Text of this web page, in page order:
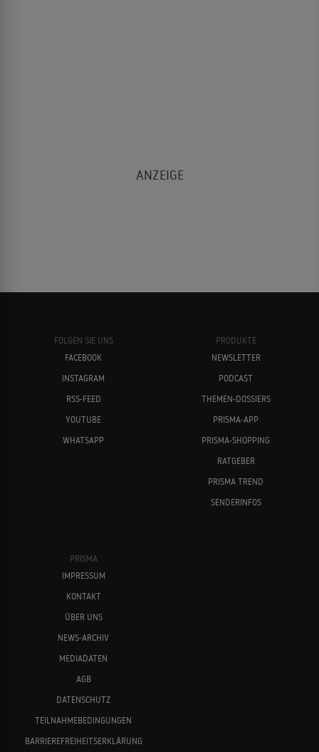
FOLGEN SIE UNS
FACEBOOK
INSTAGRAM
RSS-FEED
YOUTUBE
WHATSAPP
PRODUKTE
NEWSLETTER
PODCAST
THEMEN-DOSSIERS
PRISMA-APP
PRISMA-SHOPPING
RATGEBER
PRISMA TREND
SENDERINFOS
PRISMA
IMPRESSUM
KONTAKT
ÜBER UNS
NEWS-ARCHIV
MEDIADATEN
AGB
DATENSCHUTZ
TEILNAHMEBEDINGUNGEN
BARRIEREFREIHEITSERKLÄRUNG